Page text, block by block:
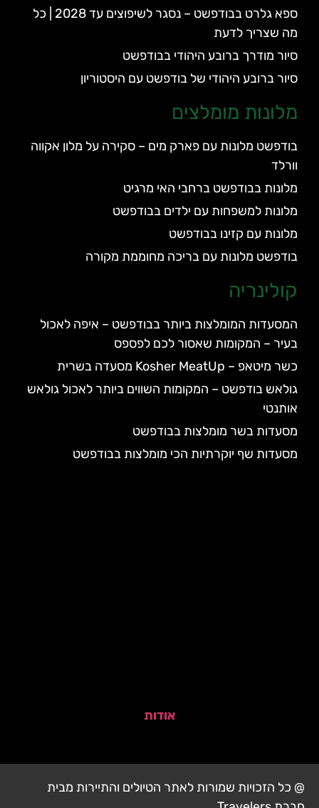
ספא גלרט בבודפשט – נסגר לשיפוצים עד 2028 | כל
מה שצריך לדעת
סיור מודרך ברובע היהודי בבודפשט
סיור ברובע היהודי של בודפשט עם היסטוריון
מלונות מומלצים
בודפשט מלונות עם פארק מים – סקירה על מלון אקווה
וורלד
מלונות בבודפשט ברחבי האי מרגיט
מלונות למשפחות עם ילדים בבודפשט
מלונות עם קזינו בבודפשט
בודפשט מלונות עם בריכה מחוממת מקורה
קולינריה
המסעדות המומלצות ביותר בבודפשט – איפה לאכול
בעיר – המקומות שאסור לכם לפספס
כשר מיטאפ – Kosher MeatUp מסעדה בשרית
גולאש בודפשט – המקומות השווים ביותר לאכול גולאש
אותנטי
מסעדות בשר מומלצות בבודפשט
מסעדות שף יוקרתיות הכי מומלצות בבודפשט
אודות
@ כל הזכויות שמורות לאתר הטיולים והתיירות מבית